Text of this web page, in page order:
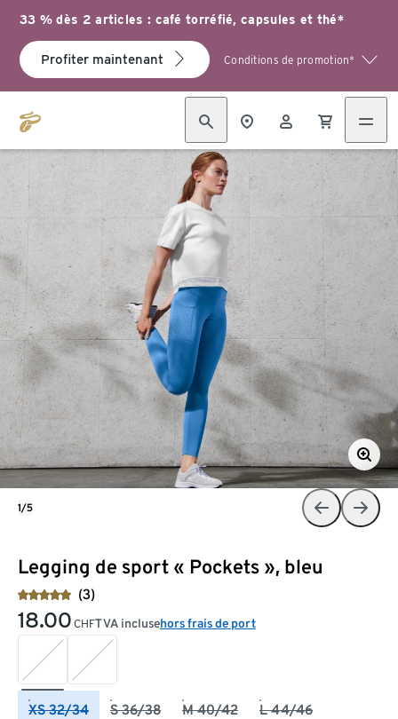
33 % dès 2 articles : café torréfié, capsules et thé*
Profiter maintenant Conditions de promotion*
Legging de sport « Pockets », bleu
(3)
18.00 CHFTVA inclusehors frais de port
XS 32/34 S 36/38 M 40/42 L 44/46
1/5